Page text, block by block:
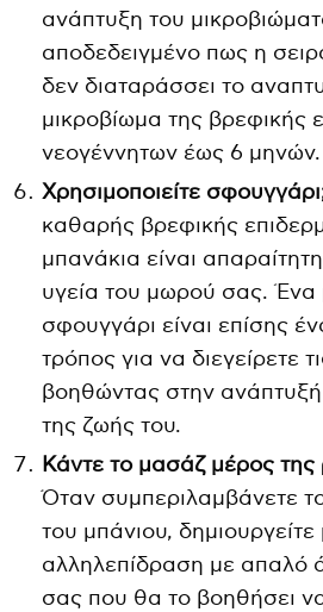
ανάπτυξη του
αποδεδειγμένο πως η
δεν διαταράσσει το
μικροβίωμα της βρεφικής
νεογέννητων έως 6 μηνών.
Χρησιμοποιείτε
καθαρής βρεφικής
μπανάκια είναι
υγεία του μωρού σας. Ένα
σφουγγάρι είναι επίσης
τρόπος για να διεγείρετε
βοηθώντας στην
της ζωής του.
Κάντε το μασάζ μέρος της
Όταν συμπεριλαμβάνετε
του μπάνιου, δημιουργείτε
αλληλεπίδραση με απαλό
σας που θα το βοηθήσει